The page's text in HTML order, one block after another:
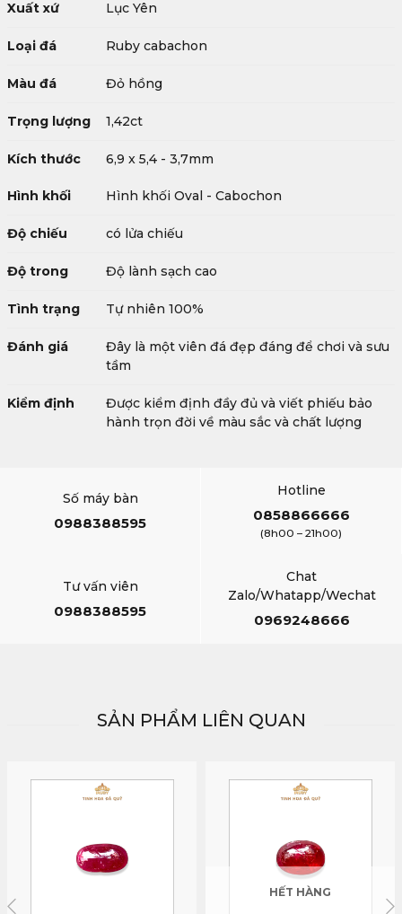
Xuất xứ Lục Yên
Loại đá Ruby cabachon
Màu đá Đỏ hồng
Trọng lượng 1,42ct
Kích thước 6,9 x 5,4 - 3,7mm
Hình khối Hình khối Oval - Cabochon
Độ chiếu có lửa chiếu
Độ trong Độ lành sạch cao
Tình trạng Tự nhiên 100%
Đánh giá
Đây là một viên đá đẹp đáng để chơi và sưu
tầm
Kiểm định
Được kiểm định đầy đủ và viết phiếu bảo
hành trọn đời về màu sắc và chất lượng
Số máy bàn
0988388595
Hotline
0858866666
(8h00 – 21h00)
Tư vấn viên
0988388595
Chat
Zalo/Whatapp/Wechat
0969248666
SẢN PHẨM LIÊN QUAN
HẾT HÀNG